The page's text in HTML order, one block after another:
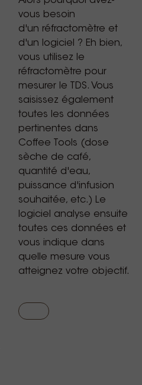
vous besoin
d'un réfractomètre et
d'un logiciel ? Eh bien,
vous utilisez le
réfractomètre pour
mesurer le TDS. Vous
saisissez également
toutes les données
pertinentes dans
Coffee Tools (dose
sèche de café,
quantité d'eau,
puissance d'infusion
souhaitée, etc.) Le
logiciel analyse ensuite
toutes ces données et
vous indique dans
quelle mesure vous
atteignez votre objectif.